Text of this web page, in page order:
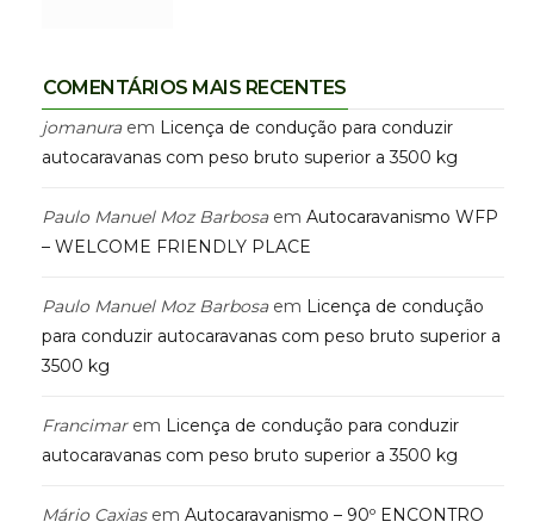
COMENTÁRIOS MAIS RECENTES
jomanuraem Licença de condução para conduzir
autocaravanas com peso bruto superior a 3500 kg
Paulo Manuel Moz Barbosaem Autocaravanismo WFP
– WELCOME FRIENDLY PLACE
Paulo Manuel Moz Barbosaem Licença de condução
para conduzir autocaravanas com peso bruto superior a
3500 kg
Francimarem Licença de condução para conduzir
autocaravanas com peso bruto superior a 3500 kg
Mário Caxiasem Autocaravanismo – 90º ENCONTRO